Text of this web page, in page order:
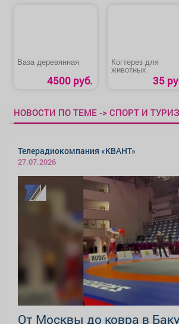
Ваза деревянная
4500 руб.
Когтерез для
животных
35
НОВОСТИ ПО ТЕМЕ -> СПОРТ И
Телерадиокомпания «КВАНТ»
27.07.2026
От Москвы до ковра в Баку